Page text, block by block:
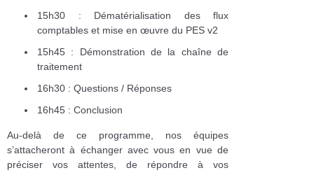
15h30 : Dématérialisation des flux
comptables et mise en œuvre du PES v2
15h45 : Démonstration de la chaîne de
traitement
16h30 : Questions / Réponses
16h45 : Conclusion
Au-delà de ce programme, nos équipes
s’attacheront à échanger avec vous en vue de
préciser vos attentes, de répondre à vos